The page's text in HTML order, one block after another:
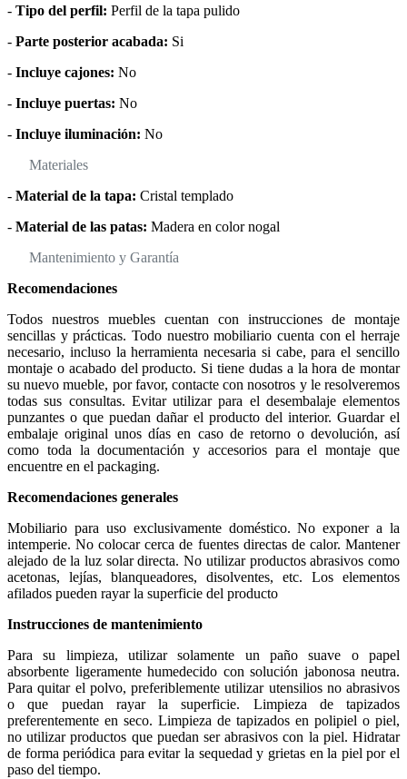
- Tipo del perfil: Perfil de la tapa pulido
- Parte posterior acabada: Si
- Incluye cajones: No
- Incluye puertas: No
- Incluye iluminación: No
Materiales
- Material de la tapa: Cristal templado
- Material de las patas: Madera en color nogal
Mantenimiento y Garantía
Recomendaciones
Todos nuestros muebles cuentan con instrucciones de montaje
sencillas y prácticas. Todo nuestro mobiliario cuenta con el herraje
necesario, incluso la herramienta necesaria si cabe, para el sencillo
montaje o acabado del producto. Si tiene dudas a la hora de montar
su nuevo mueble, por favor, contacte con nosotros y le resolveremos
todas sus consultas. Evitar utilizar para el desembalaje elementos
punzantes o que puedan dañar el producto del interior. Guardar el
embalaje original unos días en caso de retorno o devolución, así
como toda la documentación y accesorios para el montaje que
encuentre en el packaging.
Recomendaciones generales
Mobiliario para uso exclusivamente doméstico. No exponer a la
intemperie. No colocar cerca de fuentes directas de calor. Mantener
alejado de la luz solar directa. No utilizar productos abrasivos como
acetonas, lejías, blanqueadores, disolventes, etc. Los elementos
afilados pueden rayar la superficie del producto
Instrucciones de mantenimiento
Para su limpieza, utilizar solamente un paño suave o papel
absorbente ligeramente humedecido con solución jabonosa neutra.
Para quitar el polvo, preferiblemente utilizar utensilios no abrasivos
o que puedan rayar la superficie. Limpieza de tapizados
preferentemente en seco. Limpieza de tapizados en polipiel o piel,
no utilizar productos que puedan ser abrasivos con la piel. Hidratar
de forma periódica para evitar la sequedad y grietas en la piel por el
paso del tiempo.